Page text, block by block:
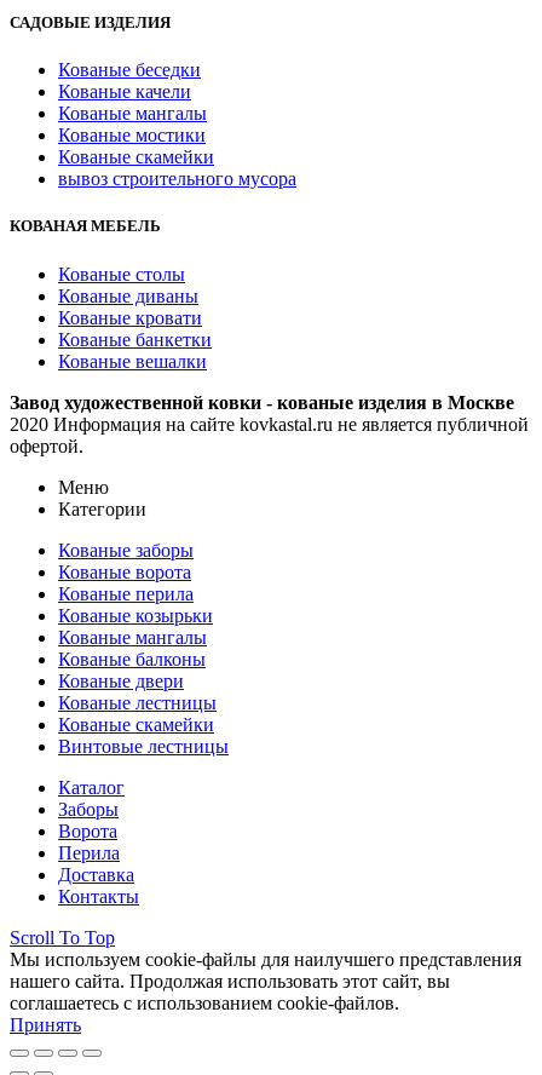
САДОВЫЕ ИЗДЕЛИЯ
Кованые беседки
Кованые качели
Кованые мангалы
Кованые мостики
Кованые скамейки
вывоз строительного мусора
КОВАНАЯ МЕБЕЛЬ
Кованые столы
Кованые диваны
Кованые кровати
Кованые банкетки
Кованые вешалки
Завод художественной ковки - кованые изделия в Москве
2020 Информация на сайте kovkastal.ru не является публичной
офертой.
Меню
Категории
Кованые заборы
Кованые ворота
Кованые перила
Кованые козырьки
Кованые мангалы
Кованые балконы
Кованые двери
Кованые лестницы
Кованые скамейки
Винтовые лестницы
Каталог
Заборы
Ворота
Перила
Доставка
Контакты
Scroll To Top
Мы используем cookie-файлы для наилучшего представления
нашего сайта. Продолжая использовать этот сайт, вы
соглашаетесь с использованием cookie-файлов.
Принять